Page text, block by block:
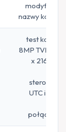
modyfikacja
nazwy kanału.
test kamery
8MP TVI 3840
x 2160P 15
sterowanie
UTC i menu
połączenia